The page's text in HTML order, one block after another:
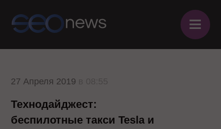
≡
27 Апреля 2019
Технодайджест:
беспилотные такси Tesla и